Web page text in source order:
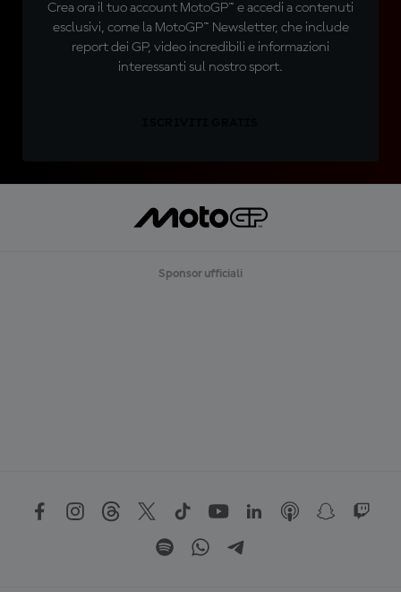
Crea ora il tuo account MotoGP™ e accedi a contenuti
esclusivi, come la MotoGP™ Newsletter, che include
report dei GP, video incredibili e informazioni
interessanti sul nostro sport.
Sponsor ufficiali